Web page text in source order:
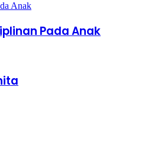
Anak
Pada Anak